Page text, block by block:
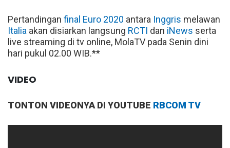
Pertandingan final Euro 2020 antara Inggris melawan
Italia akan disiarkan langsung RCTI dan iNews serta
live streaming di tv online, MolaTV pada Senin dini
hari pukul 02.00 WIB.**
VIDEO
TONTON VIDEONYA DI YOUTUBE RBCOM TV